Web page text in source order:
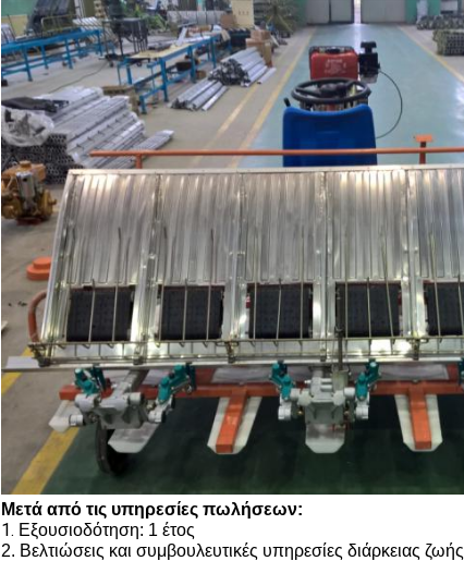
Μετά από τις υπηρεσίες πωλήσεων:
1. Εξουσιοδότηση: 1 έτος
2. Βελτιώσεις και συμβουλευτικές υπηρεσίες διάρκειας ζωής